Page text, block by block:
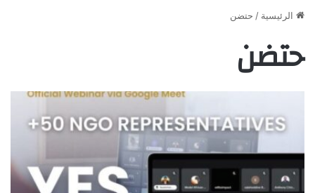
الرئيسية / حتضن
حتضن